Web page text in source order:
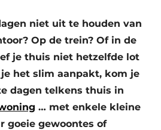
niet uit te houden van
Op de trein? Of in de
je thuis niet hetzelfde lot
het slim aanpakt, kom je
dagen telkens thuis in
… met enkele kleine
goeie gewoontes of